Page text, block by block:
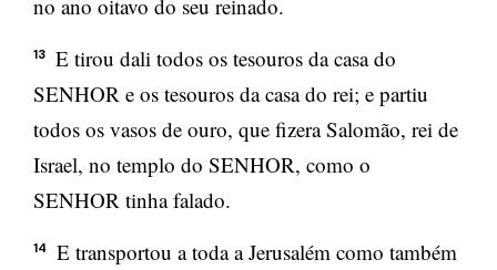
no ano oitavo do seu reinado.
13
E tirou dali todos os tesouros da casa do
SENHOR e os tesouros da casa do rei; e partiu
todos os vasos de ouro, que fizera Salomão, rei de
Israel, no templo do SENHOR, como o
SENHOR tinha falado.
14
E transportou a toda a Jerusalém como também